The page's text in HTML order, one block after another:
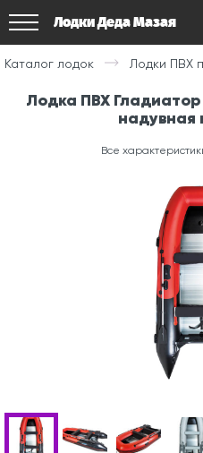
Лодки Деда Мазая
Каталог лодок Лодки ПВХ
Лодка ПВХ
надувная
Все